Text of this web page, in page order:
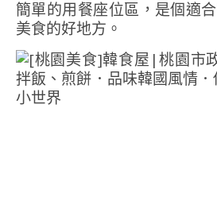
簡單的用餐座位區，是個適
美食的好地方。